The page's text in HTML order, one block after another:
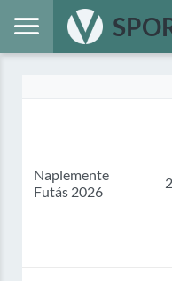
Naplemente
Futás 2026